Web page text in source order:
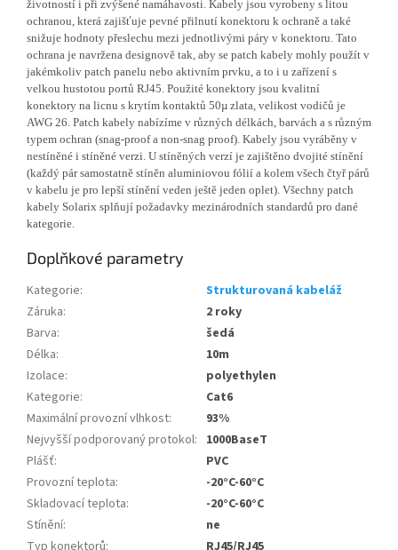
životností i při zvýšené namáhavosti. Kabely jsou vyrobeny s litou
ochranou, která zajišťuje pevné přilnutí konektoru k ochraně a také
snižuje hodnoty přeslechu mezi jednotlivými páry v konektoru. Tato
ochrana je navržena designově tak, aby se patch kabely mohly použít v
jakémkoliv patch panelu nebo aktivním prvku, a to i u zařízení s
velkou hustotou portů RJ45. Použité konektory jsou kvalitní
konektory na licnu s krytím kontaktů 50µ zlata, velikost vodičů je
AWG 26. Patch kabely nabízíme v různých délkách, barvách a s různým
typem ochran (snag-proof a non-snag proof). Kabely jsou vyráběny v
nestíněné i stíněné verzi. U stíněných verzí je zajištěno dvojité stínění
(každý pár samostatně stíněn aluminiovou fólií a kolem všech čtyř párů
v kabelu je pro lepší stínění veden ještě jeden oplet). Všechny patch
kabely Solarix splňují požadavky mezinárodních standardů pro dané
kategorie.
Doplňkové parametry
Kategorie:
Strukturovaná kabeláž
Záruka:
2 roky
Barva:
šedá
Délka:
10m
Izolace:
polyethylen
Kategorie:
Cat6
Maximální provozní vlhkost:
93%
Nejvyšší podporovaný protokol: 1000BaseT
Plášť:
PVC
Provozní teplota:
-20°C-60°C
Skladovací teplota:
-20°C-60°C
Stínění:
ne